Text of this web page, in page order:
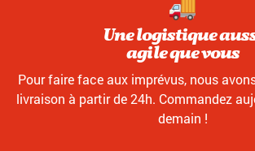
Une logistique
agile que vous
Pour faire face aux imprévus, nous
livraison à partir de 24h. Commandez
demain !